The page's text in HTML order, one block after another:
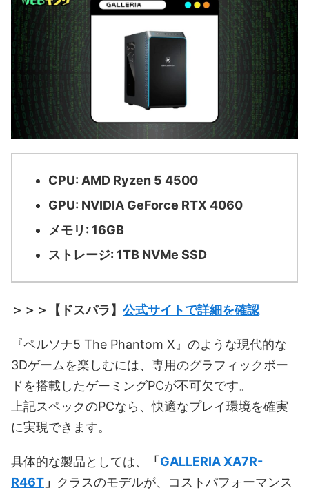
CPU: AMD Ryzen 5 4500
GPU: NVIDIA GeForce RTX 4060
メモリ: 16GB
ストレージ: 1TB NVMe SSD
＞＞＞【ドスパラ】 公式サイトで詳細を確認
『ペルソナ5 The Phantom X』のような現代的な
3Dゲームを楽しむには、専用のグラフィックボー
ドを搭載したゲーミングPCが不可欠です。
上記スペックのPCなら、快適なプレイ環境を確実
に実現できます。
具体的な製品としては、 「GALLERIA XA7R-
R46T 」 クラスのモデルが、コストパフォーマンス